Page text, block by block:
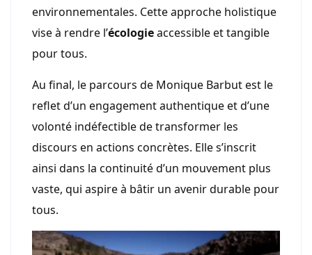
environnementales. Cette approche holistique
vise à rendre l’écologieaccessible et tangible
pour tous.
Au final, le parcours de Monique Barbut est le
reflet d’un engagement authentique et d’une
volonté indéfectible de transformer les
discours en actions concrètes. Elle s’inscrit
ainsi dans la continuité d’un mouvement plus
vaste, qui aspire à bâtir un avenir durable pour
tous.